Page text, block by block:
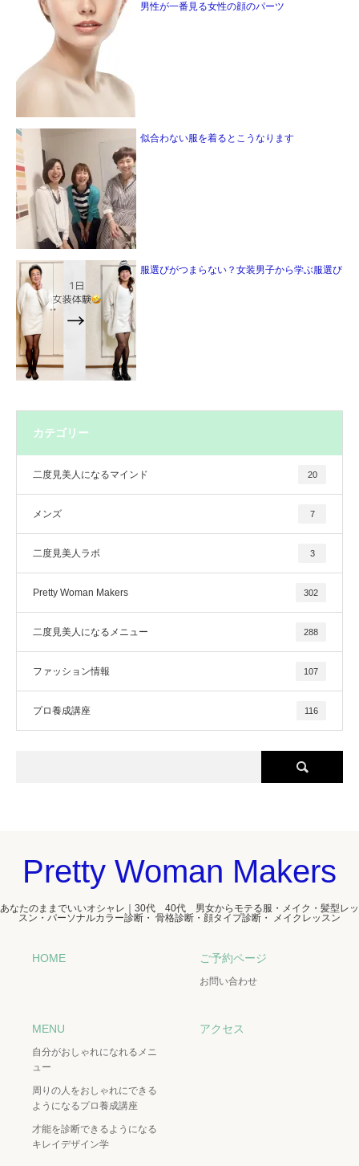
男性が一番見る女性の顔のパーツ
似合わない服を着るとこうなります
服選びがつまらない？女装男子から学ぶ服選び
カテゴリー
二度見美人になるマインド 20
メンズ 7
二度見美人ラボ 3
Pretty Woman Makers 302
二度見美人になるメニュー 288
ファッション情報 107
プロ養成講座 116
Pretty Woman Makers
あなたのままでいいオシャレ｜30代 40代 男女からモテる服・メイク・髪型レッ
スン・パーソナルカラー診断・ 骨格診断・顔タイプ診断・ メイクレッスン
HOME ご予約ページ
お問い合わせ
MENU
自分がおしゃれになれるメニ
ュー
周りの人をおしゃれにできる
ようになるプロ養成講座
才能を診断できるようになる
キレイデザイン学
アクセス